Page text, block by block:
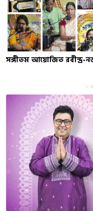
সঙ্গীতম আয়োজিত রবীন্দ্র-
—